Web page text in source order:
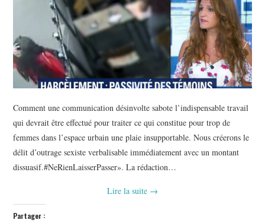
CULTURE
SPORT
Comment une communication désinvolte sabote l’indispensable travail
qui devrait être effectué pour traiter ce qui constitue pour trop de
femmes dans l’espace urbain une plaie insupportable. Nous créerons le
délit d’outrage sexiste verbalisable immédiatement avec un montant
dissuasif.#NeRienLaisserPasser». La rédaction…
Lire la suite →
Partager :